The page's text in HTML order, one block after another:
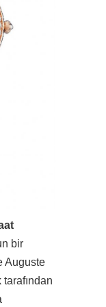
bir
Auguste